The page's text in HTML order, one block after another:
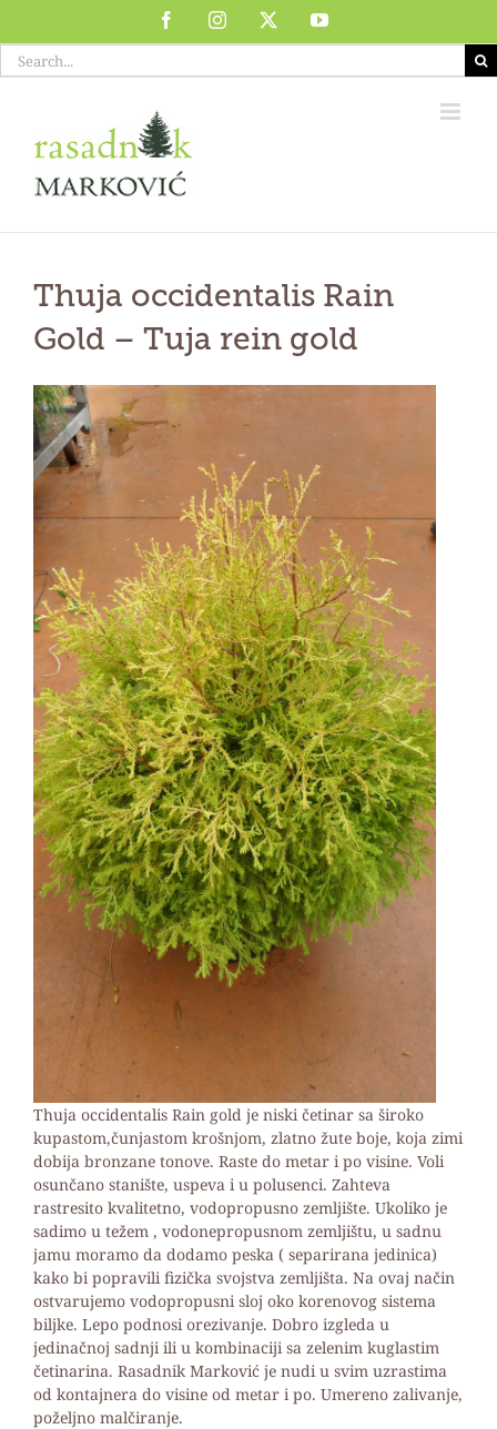
content
FacebookInstagram YouTube
Search
for:
Thuja occidentalis Rain
Gold – Tuja rein gold
Thuja occidentalis Rain gold je niski četinar sa široko
kupastom,čunjastom krošnjom, zlatno žute boje, koja zimi
dobija bronzane tonove. Raste do metar i po visine. Voli
osunčano stanište, uspeva i u polusenci. Zahteva
rastresito kvalitetno, vodopropusno zemljište. Ukoliko je
sadimo u težem , vodonepropusnom zemljištu, u sadnu
jamu moramo da dodamo peska ( separirana jedinica)
kako bi popravili fizička svojstva zemljišta. Na ovaj način
ostvarujemo vodopropusni sloj oko korenovog sistema
biljke. Lepo podnosi orezivanje. Dobro izgleda u
jedinačnoj sadnji ili u kombinaciji sa zelenim kuglastim
četinarina. Rasadnik Marković je nudi u svim uzrastima
od kontajnera do visine od metar i po. Umereno zalivanje,
poželjno malčiranje.